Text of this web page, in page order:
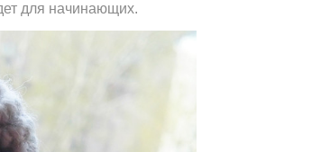
для начинающих.